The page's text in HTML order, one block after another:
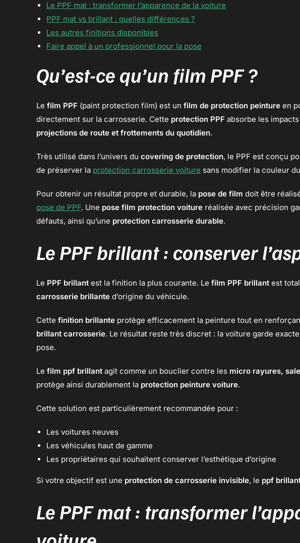
Le PPF mat : transformer l’apparence de la voiture
PPF mat vs brillant : quelles différences ?
Les autres finitions disponibles
Faire appel à un professionnel pour la pose
Qu’est-ce qu’un film PPF ?
Le film PPF (paint protection film) est un film de protection peinture en
directement sur la carrosserie. Cette protection PPF absorbe les
projections de route et frottements du quotidien.
Très utilisé dans l’univers du covering de protection, le PPF est conçu
de préserver la protection carrosserie voiture sans modifier la couleur
Pour obtenir un résultat propre et durable, la pose de film doit être
pose de PPF. Une pose film protection voiture réalisée avec précision
défauts, ainsi qu’une protection carrosserie durable.
Le PPF brillant : conserver
Le PPF brillant est la finition la plus courante. Le film PPF brillant est
carrosserie brillante d’origine du véhicule.
Cette finition brillante protège efficacement la peinture tout en
brillant carrosserie. Le résultat reste très discret : la voiture garde
pose.
Le film ppf brillant agit comme un bouclier contre les micro rayures,
protège ainsi durablement la protection peinture voiture.
Cette solution est particulièrement recommandée pour :
Les voitures neuves
Les véhicules haut de gamme
Les propriétaires qui souhaitent conserver l’esthétique d’origine
Si votre objectif est une protection de carrosserie invisible, le ppf
Le PPF mat : transformer